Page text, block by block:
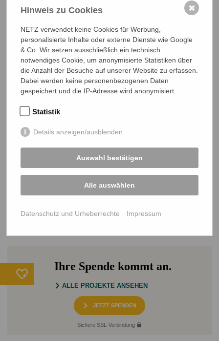
Hallo, ich binGwendolyn Bömeke.Haben Sie Fragen
zur Entwicklungspolitischen Bildungsarbeit mit NETZ?
Ich helfe Ihnen gerne weiter.
ICH MÖCHTE EINEN WORKSHOP ORGANISIEREN
0641 - 26 555 618 boemeke@bangladesch.org
Mehr Beiträge
Lernen von Expert*innen: Leben im
Klimahotspot
Lernen durch Begegnung: Der Klimawandel aus
erster Hand
Schulbildung in Bangladesch
Ihre Spende kommt an.
ALLE PROJEKTE ANSEHEN
JETZT SPENDEN
Sichere SSL-Verbindung
Hinweis zu Cookies
NETZ verwendet keine Cookies für Werbung,
personalisierte Inhalte oder externe Dienste wie Google
& Co. Wir setzen ausschließlich ein technisch
notwendiges Cookie, um anonymisierte Statistiken über
die Anzahl der Besuche auf unserer Website zu erfassen.
Dabei werden keine personenbezogenen Daten
gespeichert und die IP-Adresse wird anonymisiert.
Statistik
Details anzeigen/ausblenden
Auswahl bestätigen
Alle auswählen
Datenschutz und Urheberrechte Impressum
✖